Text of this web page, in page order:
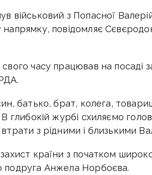
військовий з Попасної
напрямку, повідомляє
свого часу працював на посаді
батько, брат, колега,
В глибокій журбі схиляємо
втрати з рідними і близькими
захист країни з початком
подруга Анжела Норбоєва.